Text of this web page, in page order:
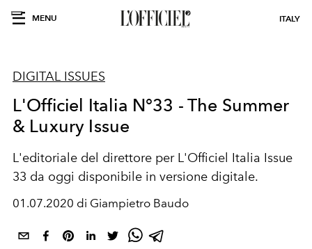
MENU ITALY
DIGITAL ISSUES
L'Officiel Italia N°33 - The Summer
& Luxury Issue
L'editoriale del direttore per L'Officiel Italia Issue
33 da oggi disponibile in versione digitale.
01.07.2020 di Giampietro Baudo